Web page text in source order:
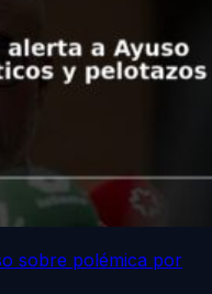
sobre polémica por